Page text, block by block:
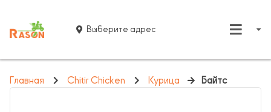
Выберите адрес
Главная Chitir Chicken Курица Байтс